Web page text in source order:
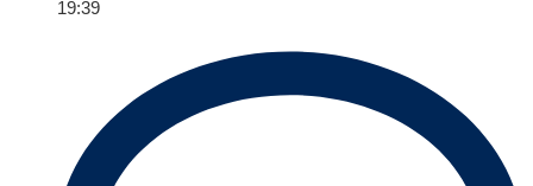
19:39